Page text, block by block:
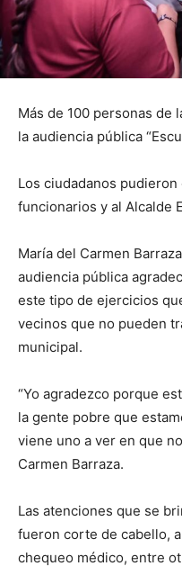
Más de 100 personas de
la audiencia pública
Los ciudadanos
funcionarios y al Alcalde
María del Carmen
audiencia pública
este tipo de ejercicios
vecinos que no pueden
municipal.
“Yo agradezco porque
la gente pobre que
viene uno a ver en que
Carmen Barraza.
Las atenciones que se
fueron corte de cabello,
chequeo médico, entre